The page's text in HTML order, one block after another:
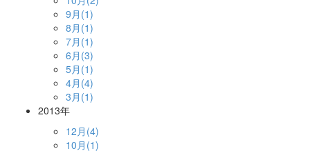
9月(1)
8月(1)
7月(1)
6月(3)
5月(1)
4月(4)
3月(1)
2013年
12月(4)
10月(1)